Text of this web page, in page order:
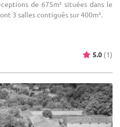
de 675m² situées dans le
3 salles contiguës sur 400m².
5.0 (1)